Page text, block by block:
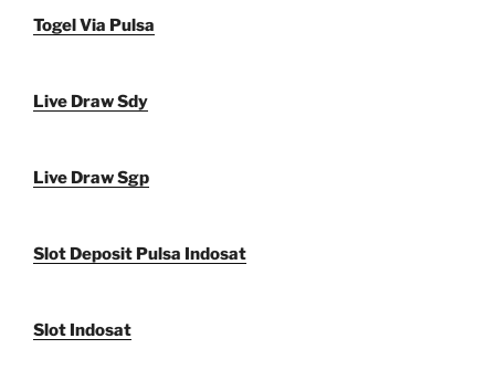
Togel Via Pulsa
Live Draw Sdy
Live Draw Sgp
Slot Deposit Pulsa Indosat
Slot Indosat